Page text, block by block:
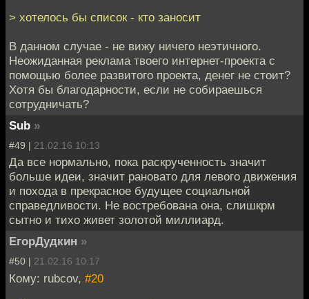
> хотелось бы список - кто заносит
В данном случае - не вижу ничего неэтичного.
Неожиданная реклама твоего интернет-проекта с
помощью более развитого проекта, денег не стоит?
Хотя бы благодарности, если не собираешься
сотрудничать?
Sub »
#49 | 21.02.16 10:13
Да все нормально, пока раскрученность значит
больше идеи, значит рановато для левого движения
и похода в прекрасное будущее социальной
справедливости. Не востребована она, слишкрм
сытно и тихо живет золотой миллиард.
ЕгорДудкин »
#50 | 21.02.16 10:17
Кому: rubcov, #20